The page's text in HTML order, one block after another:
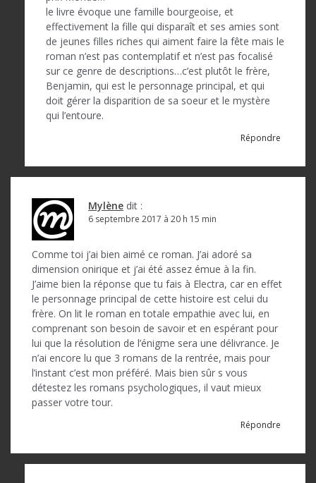
le livre évoque une famille bourgeoise, et
effectivement la fille qui disparaît et ses amies sont
de jeunes filles riches qui aiment faire la fête mais le
roman n’est pas contemplatif et n’est pas focalisé
sur ce genre de descriptions…c’est plutôt le frère,
Benjamin, qui est le personnage principal, et qui
doit gérer la disparition de sa soeur et le mystère
qui l’entoure.
Répondre
Mylène dit :
6 septembre 2017 à 20 h 15 min
Comme toi j’ai bien aimé ce roman. J’ai adoré sa
dimension onirique et j’ai été assez émue à la fin.
J’aime bien la réponse que tu fais à Electra, car en effet
le personnage principal de cette histoire est celui du
frère. On lit le roman en totale empathie avec lui, en
comprenant son besoin de savoir et en espérant pour
lui que la résolution de l’énigme sera une délivrance. Je
n’ai encore lu que 3 romans de la rentrée, mais pour
l’instant c’est mon préféré. Mais bien sûr s vous
détestez les romans psychologiques, il vaut mieux
passer votre tour.
Répondre